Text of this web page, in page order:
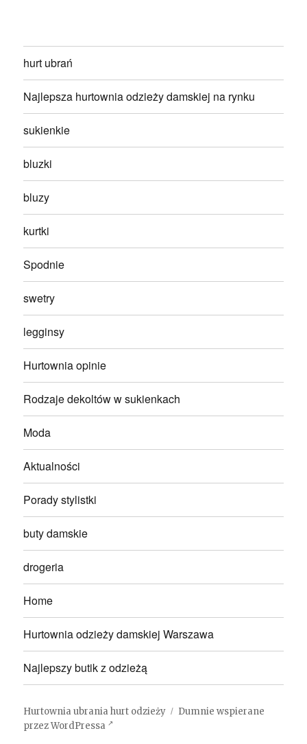
hurt ubrań
Najlepsza hurtownia odzieży damskiej na rynku
sukienkie
bluzki
bluzy
kurtki
Spodnie
swetry
legginsy
Hurtownia opinie
Rodzaje dekoltów w sukienkach
Moda
Aktualności
Porady stylistki
buty damskie
drogeria
Home
Hurtownia odzieży damskiej Warszawa
Najlepszy butik z odzieżą
Hurtownia ubrania hurt odzieży
Dumnie wspierane
przez WordPressa